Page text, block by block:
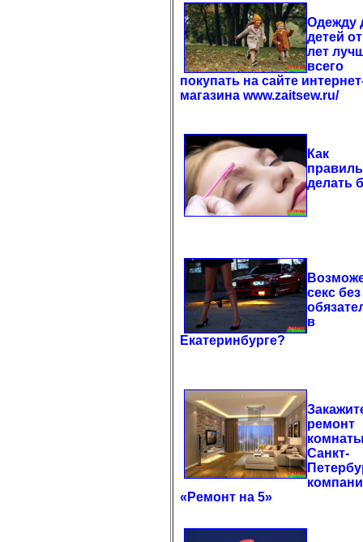
Одежду
детей
лет
всего
покупать на сайте
магазина www.zaitsew.ru/
Как
делать
секс без
в
Екатеринбурге?
ремонт
Санкт-
«Ремонт на 5»